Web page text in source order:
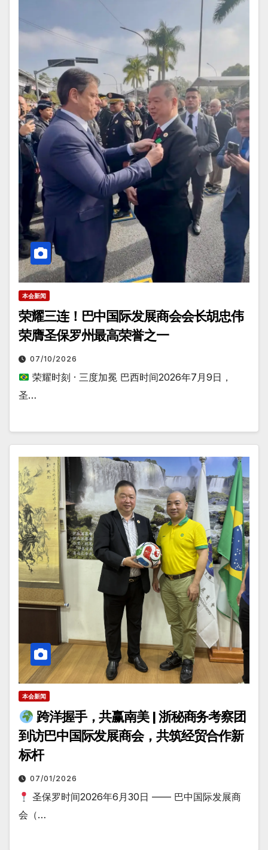
本会新闻
荣耀三连！巴中国际发展商会会长胡忠伟
荣膺圣保罗州最高荣誉之一
07/10/2026
荣耀时刻 · 三度加冕 巴西时间2026年7月9日，
圣…
本会新闻
跨洋握手，共赢南美 | 浙秘商务考察团
到访巴中国际发展商会，共筑经贸合作新
标杆
07/01/2026
圣保罗时间2026年6月30日 —— 巴中国际发展商
会（…